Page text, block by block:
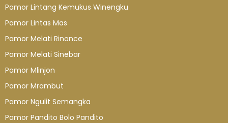
Pamor Lintang Kemukus Winengku
Pamor Lintas Mas
Pamor Melati Rinonce
Pamor Melati Sinebar
Pamor Mlinjon
Pamor Mrambut
Pamor Ngulit Semangka
Pamor Pandito Bolo Pandito